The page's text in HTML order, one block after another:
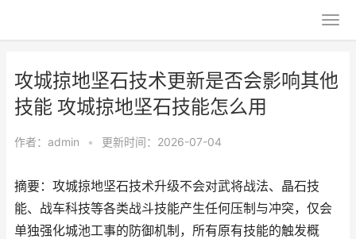
攻城掠地坚石技术更新是否会影响其他
技能 攻城掠地坚石技能怎么用
作者： admin • 更新时间：2026-07-04
摘要：攻城掠地坚石技术升级不会对武将战法、晶石技
能、战车科技等各类战斗技能产生任何压制与冲突，仅会
单独强化城池工事的防御机制，所有原有技能的触发概